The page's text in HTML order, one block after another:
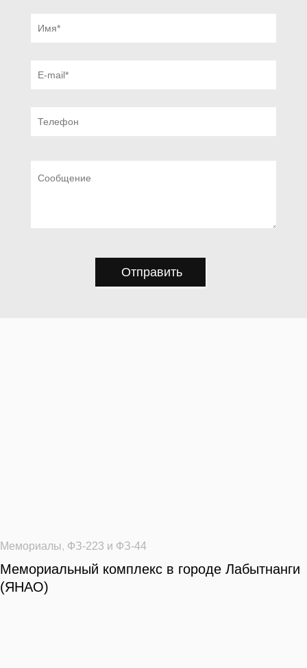
Отправить
Мемориалы, ФЗ-223 и ФЗ-44
Мемориальный комплекс в городе Лабытнанги
(ЯНАО)